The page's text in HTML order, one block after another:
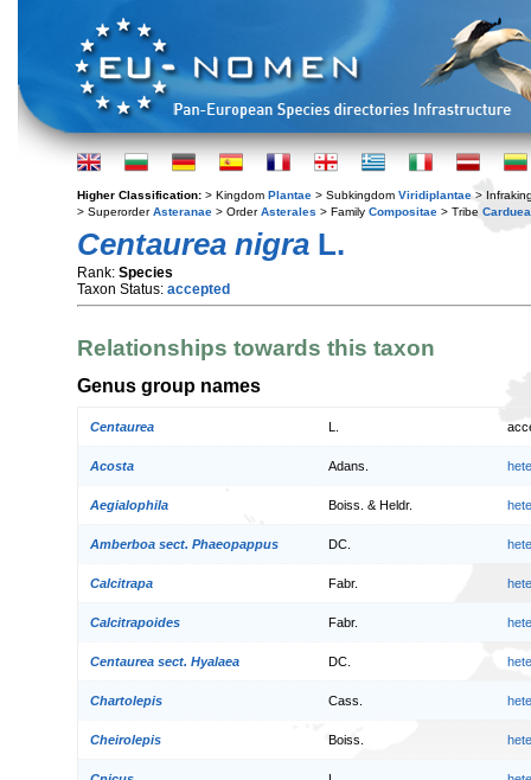
Higher Classification: > Kingdom Plantae > Subkingdom Viridiplantae >
> SuperorderAsteranae > OrderAsterales > Family Compositae > Tribe
Centaurea nigra L.
Rank: Species
Taxon Status: accepted
Relationships towards this taxon
Genus group names
Centaurea
Acosta Adans.
Aegialophila Boiss. & Heldr.
Amberboa sect. Phaeopappus DC.
Calcitrapa Fabr.
Calcitrapoides Fabr.
Centaurea sect. Hyalaea DC.
Chartolepis Cass.
Cheirolepis Boiss.